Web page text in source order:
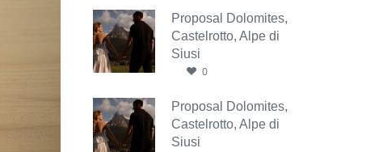
Proposal Dolomites,
Castelrotto, Alpe di
Siusi
0
Proposal Dolomites,
Castelrotto, Alpe di
Siusi